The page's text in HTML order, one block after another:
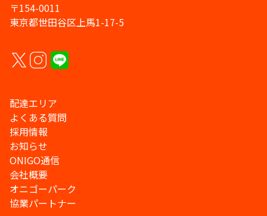
〒154-0011
東京都世田谷区上馬1-17-5
配達エリア
よくある質問
採用情報
お知らせ
ONIGO通信
会社概要
オニゴーパーク
協業パートナー